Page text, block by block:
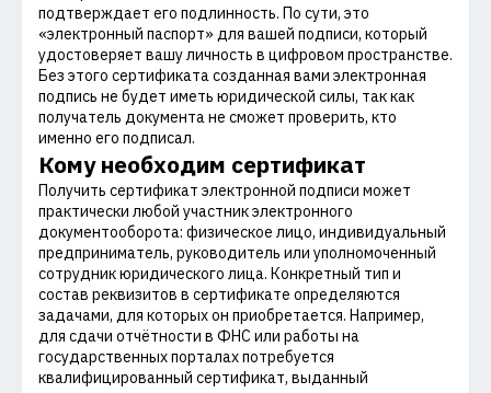
подтверждает его подлинность. По сути, это
«электронный паспорт» для вашей подписи, который
удостоверяет вашу личность в цифровом пространстве.
Без этого сертификата созданная вами электронная
подпись не будет иметь юридической силы, так как
получатель документа не сможет проверить, кто
именно его подписал.
Кому необходим сертификат
Получить сертификат электронной подписи может
практически любой участник электронного
документооборота: физическое лицо, индивидуальный
предприниматель, руководитель или уполномоченный
сотрудник юридического лица. Конкретный тип и
состав реквизитов в сертификате определяются
задачами, для которых он приобретается. Например,
для сдачи отчётности в ФНС или работы на
государственных порталах потребуется
квалифицированный сертификат, выданный